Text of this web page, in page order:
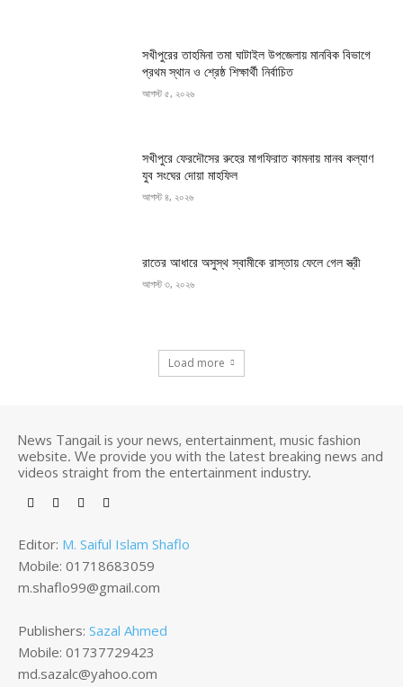
সখীপুরের তাহমিনা তমা ঘাটাইল উপজেলায় মানবিক বিভাগে
প্রথম স্থান ও শ্রেষ্ঠ শিক্ষার্থী নির্বাচিত
আগস্ট ৫, ২০২৬
সখীপুরে ফেরদৌসের রুহের মাগফিরাত কামনায় মানব কল্যাণ
যুব সংঘের দোয়া মাহফিল
আগস্ট ৪, ২০২৬
রাতের আধারে অসুস্থ স্বামীকে রাস্তায় ফেলে গেল স্ত্রী
আগস্ট ৩, ২০২৬
Load more
News Tangail is your news, entertainment, music fashion
website. We provide you with the latest breaking news and
videos straight from the entertainment industry.
Editor: M. Saiful Islam Shaflo
Mobile: 01718683059
m.shaflo99@gmail.com
Publishers: Sazal Ahmed
Mobile: 01737729423
md.sazalc@yahoo.com